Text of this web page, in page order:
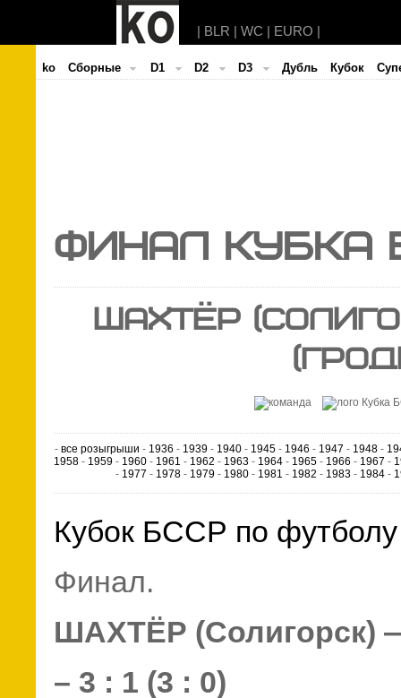
| BLR | WC | EURO |
ko Cборные D1 D2 D3 Дубль Кубок
ФИНАЛ КУБКА
ШАХТЁР
-все розыгрыши - 1936 - 1939 - 1940 - 1945 - 1946 - 1947 - 1948 -
1958 - 1959 - 1960 - 1961 - 1962 - 1963 - 1964 - 1965 - 1966 - 1967 -
- 1977 - 1978 - 1979 - 1980 - 1981 - 1982 - 1983 - 1984 -
Кубок БССР по футболу
Финал.
ШАХТЁР (Солигорск)
– 3 : 1 (3 : 0)